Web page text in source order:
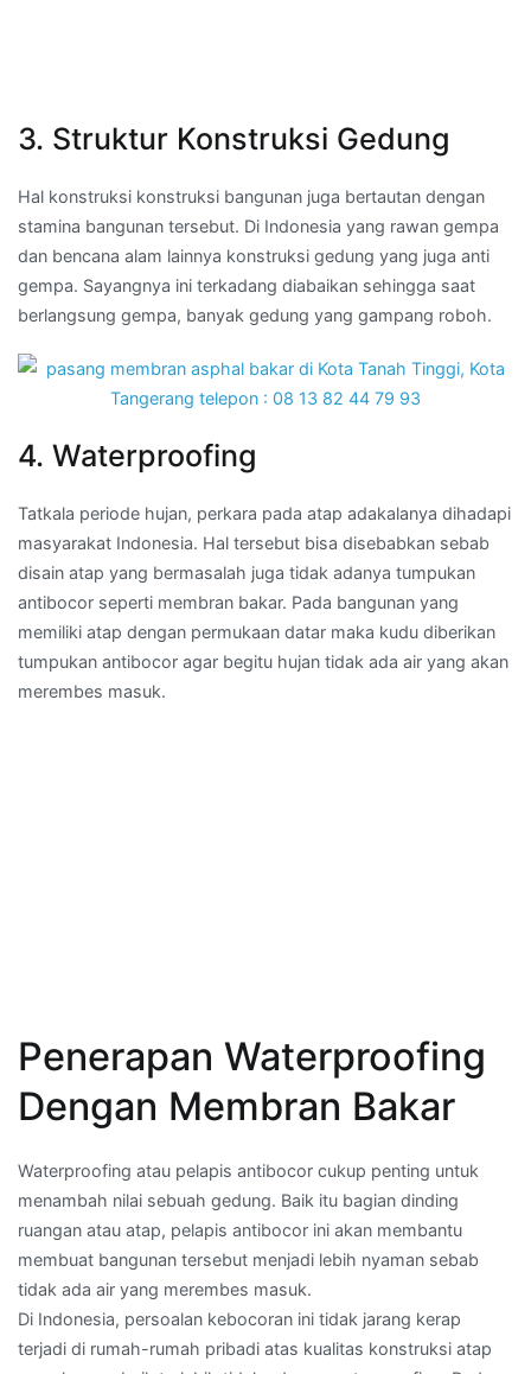
3. Struktur Konstruksi Gedung
Hal konstruksi konstruksi bangunan juga bertautan dengan
stamina bangunan tersebut. Di Indonesia yang rawan gempa
dan bencana alam lainnya konstruksi gedung yang juga anti
gempa. Sayangnya ini terkadang diabaikan sehingga saat
berlangsung gempa, banyak gedung yang gampang roboh.
4. Waterproofing
Tatkala periode hujan, perkara pada atap adakalanya dihadapi
masyarakat Indonesia. Hal tersebut bisa disebabkan sebab
disain atap yang bermasalah juga tidak adanya tumpukan
antibocor seperti membran bakar. Pada bangunan yang
memiliki atap dengan permukaan datar maka kudu diberikan
tumpukan antibocor agar begitu hujan tidak ada air yang akan
merembes masuk.
Penerapan Waterproofing
Dengan Membran Bakar
Waterproofing atau pelapis antibocor cukup penting untuk
menambah nilai sebuah gedung. Baik itu bagian dinding
ruangan atau atap, pelapis antibocor ini akan membantu
membuat bangunan tersebut menjadi lebih nyaman sebab
tidak ada air yang merembes masuk.
Di Indonesia, persoalan kebocoran ini tidak jarang kerap
terjadi di rumah-rumah pribadi atas kualitas konstruksi atap